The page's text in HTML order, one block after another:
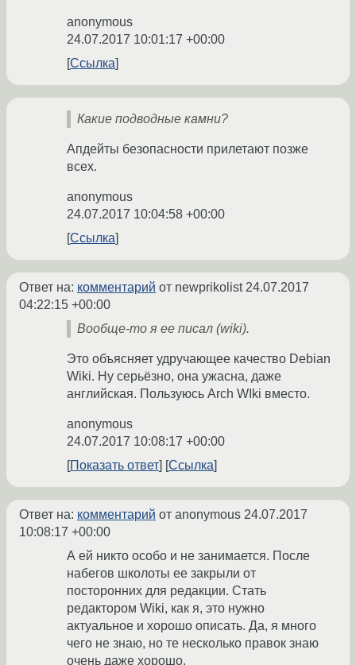
anonymous
24.07.2017 10:01:17 +00:00
Ссылка
Какие подводные камни?
Апдейты безопасности прилетают позже
всех.
anonymous
24.07.2017 10:04:58 +00:00
Ссылка
Ответ на: комментарий от newprikolist24.07.2017
04:22:15 +00:00
Вообще-то я ее писал (wiki).
Это объясняет удручающее качество Debian
Wiki. Ну серьёзно, она ужасна, даже
английская. Пользуюсь Arch WIki вместо.
anonymous
24.07.2017 10:08:17 +00:00
Показать ответ
Ссылка
Ответ на: комментарий от anonymous 24.07.2017
10:08:17 +00:00
А ей никто особо и не занимается. После
набегов школоты ее закрыли от
посторонних для редакции. Стать
редактором Wiki, как я, это нужно
актуальное и хорошо описать. Да, я много
чего не знаю, но те несколько правок знаю
очень даже хорошо.